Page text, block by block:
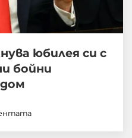
юбилея си с
бойни